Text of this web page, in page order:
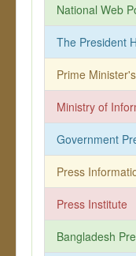
National Web
The President
Prime
Ministry of
Government
Press
Press Institute
Bangladesh